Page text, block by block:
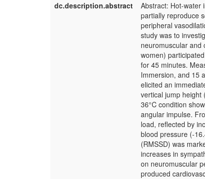
dc.description.abstract
Abstract: Hot-water
partially reproduce
peripheral
study was to
neuromuscular and
women)
for 45 minutes.
Immersion, and 15
elicited an
vertical jump height
36°C condition
angular impulse.
load, reflected by
blood pressure (-
(RMSSD) was
increases in
on neuromuscular
produced